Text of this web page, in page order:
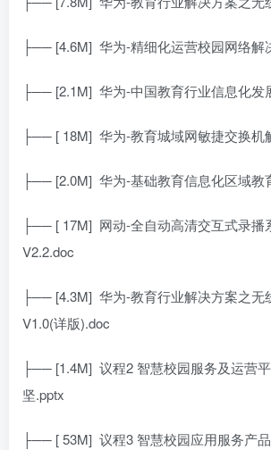
├── [4.6M] 华为-精细化运营校园网络解
├── [2.1M] 华为-中国教育行业信息化发
├── [ 18M] 华为-教育城域网敏捷交换机
├── [2.0M] 华为-基础教育信息化区域教
├── [ 17M] 网动-全自动高清交互式录播
V2.2.doc
├── [4.3M] 华为-教育行业解决方案之无
V1.0(详版).doc
├── [1.4M] 议程2 智慧校园服务及运营
坚.pptx
├── [ 53M] 议程3 智慧校园应用服务产